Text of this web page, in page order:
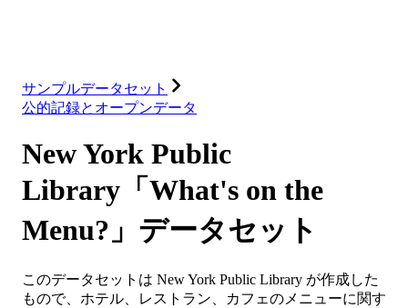
サンプルデータセット
公的記録とオープンデータ
New York Public
Library「What's on the
Menu?」データセット
このデータセットは New York Public Library が作成した
もので、ホテル、レストラン、カフェのメニューに関す